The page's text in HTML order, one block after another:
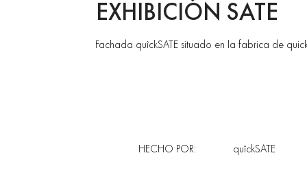
quîckSATE
HECHO POR:
EXHIBICIÓN SATE
Fachada quîckSATE situado en la fabrica de